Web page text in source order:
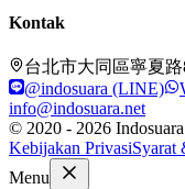
Kontak
台北市大同區寧夏路
@indosuara (LINE)
info@indosuara.net
© 2020 - 2026
Kebijakan PrivasiSyarat
Menu